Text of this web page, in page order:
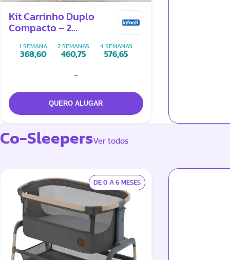
Kit Carrinho Duplo
Compacto – 2
de Conectores
1 SEMANA
368,60
2 SEMANAS
460,75
4 SEMANAS
576,65
-
Co-SleepersVer todos
DE 0 A 6 MESES